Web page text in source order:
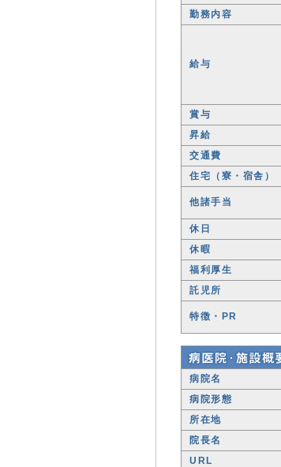
勤務内容
給与
賞与
昇給
交通費
住宅（寮・宿舎）
他諸手当
休日
休暇
福利厚生
託児所
特徴・PR
病院名
病院形態
所在地
院長名
URL